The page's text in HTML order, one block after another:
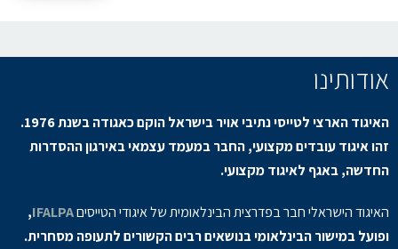
אודותינו
האיגוד הארצי לטייסי נתיבי אויר בישראל הוקם כאגודה בשנת 1976.
זהו איגוד עובדים מקצועי, החבר במעמד עצמאי באירגון ההסדרות
החדשה, באגף לאיגוד מקצועי.
האיגוד הישראלי חבר בפדרצית הבינלאומית של איגודי הטייסיםIFALPA
,
ופועל במישור הבינלאומי בנושאים רבים הקשורים לתעופה מסחרית.